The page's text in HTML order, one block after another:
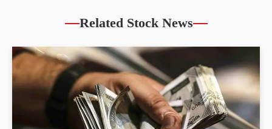
Related Stock News